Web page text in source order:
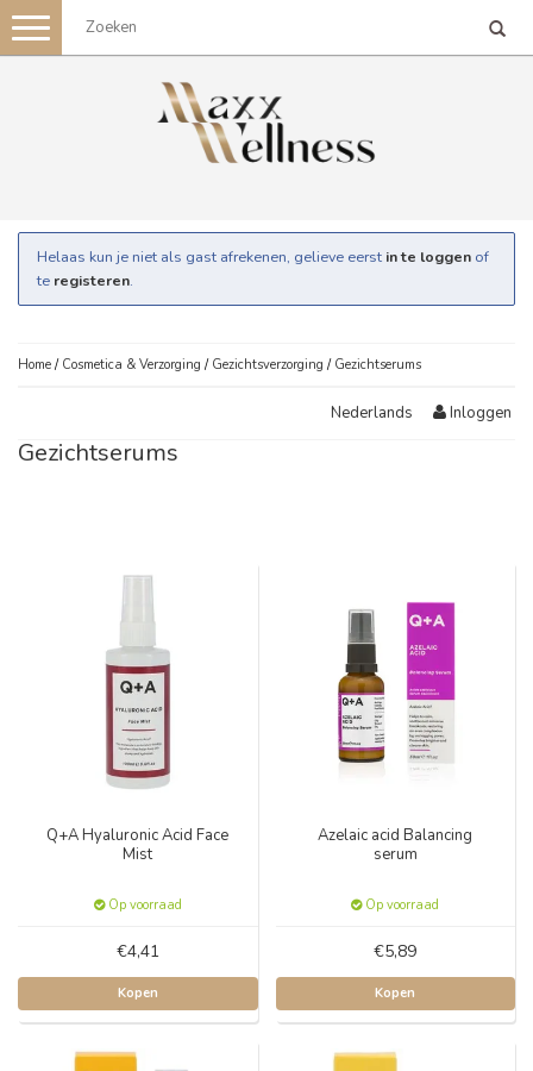
Toggle
navigation
Helaas kun je niet als gast afrekenen, gelieve eerst in te loggen of
te registeren.
Home / Cosmetica & Verzorging / Gezichtsverzorging / Gezichtserums
Nederlands Inloggen
Gezichtserums
Q+A Hyaluronic Acid Face
Mist
Op voorraad
€4,41
Kopen
Azelaic acid Balancing
serum
Op voorraad
€5,89
Kopen